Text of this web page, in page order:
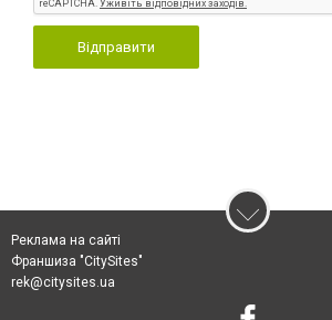
Відправити
Реклама на сайті
Франшиза "CitySites"
rek@citysites.ua